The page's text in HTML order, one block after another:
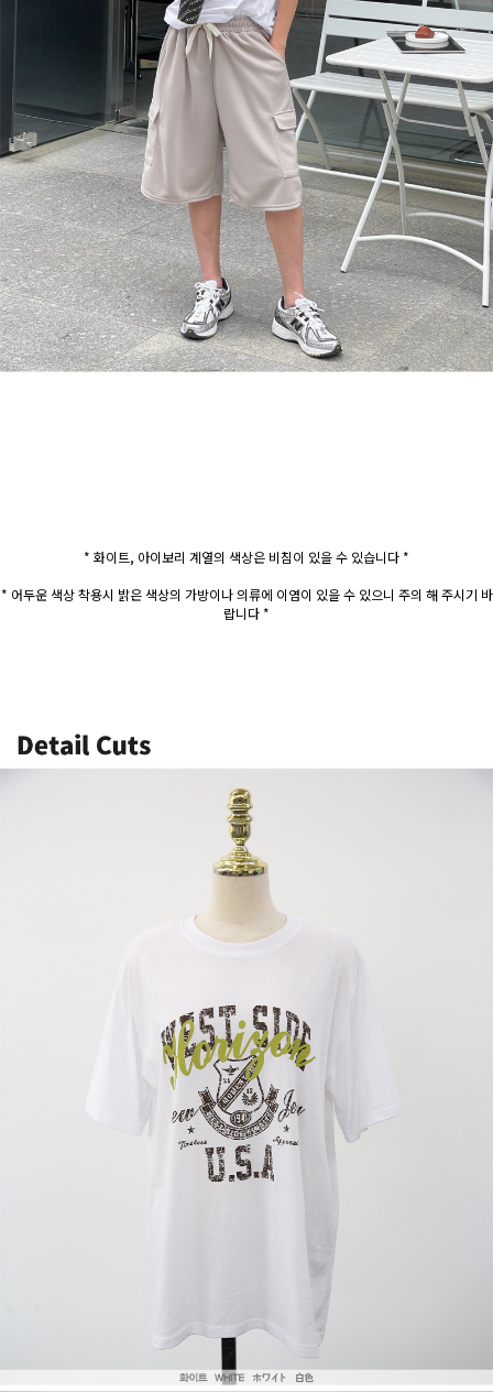
* 화이트, 아이보리 계열의 색상은 비침이 있을 수 있습니다 *
* 어두운 색상 착용시 밝은 색상의 가방이나 의류에 이염이 있을 수 있으니 주의 해 주시기 바
랍니다 *